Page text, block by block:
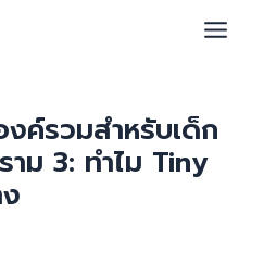
Main
ค์รวมสำหรับเด็ก
าม 3: ทำไม Tiny